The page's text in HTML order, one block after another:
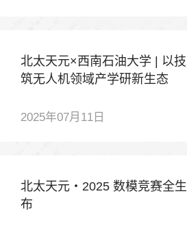
北太天元×西南石油大学 | 以
筑无人机领域产学研新生态
2025年07月11日
北太天元・2025 数模竞赛全
布